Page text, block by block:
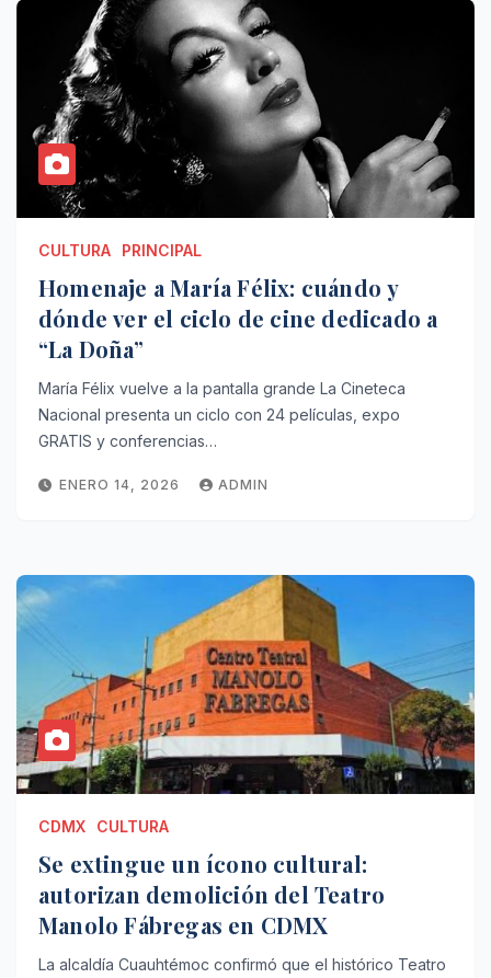
CULTURA PRINCIPAL
Homenaje a María Félix: cuándo y
dónde ver el ciclo de cine dedicado a
“La Doña”
María Félix vuelve a la pantalla grande La Cineteca
Nacional presenta un ciclo con 24 películas, expo
GRATIS y conferencias…
ENERO 14, 2026 ADMIN
CDMX CULTURA
Se extingue un ícono cultural:
autorizan demolición del Teatro
Manolo Fábregas en CDMX
La alcaldía Cuauhtémoc confirmó que el histórico Teatro